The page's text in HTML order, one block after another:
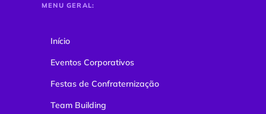
MENU GERAL:
Início
Eventos Corporativos
Festas de Confraternização
Team Building